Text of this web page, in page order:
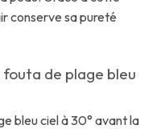
conserve sa pureté
de plage bleu
bleu ciel à 30° avant la